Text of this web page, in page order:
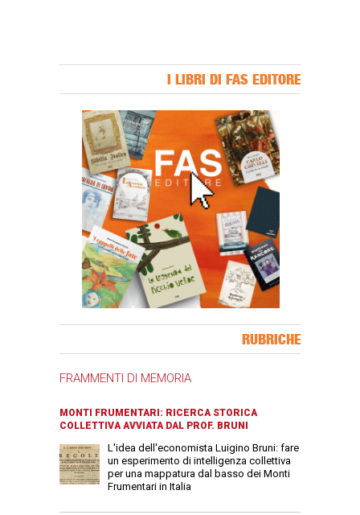
I LIBRI DI FAS EDITORE
RUBRICHE
FRAMMENTI DI MEMORIA
MONTI FRUMENTARI: RICERCA STORICA
COLLETTIVA AVVIATA DAL PROF. BRUNI
L'idea dell'economista Luigino Bruni: fare
un esperimento di intelligenza collettiva
per una mappatura dal basso dei Monti
Frumentari in Italia